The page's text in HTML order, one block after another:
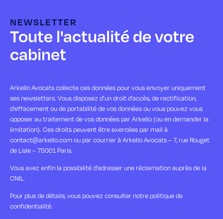
NEWSLETTER
Toute l'actualité de votre
cabinet
Arkello Avocats collecte ces données pour vous envoyer uniquement
ses newsletters. Vous disposez d’un droit d’accès, de rectification,
d’effacement ou de portabilité de vos données ou vous pouvez vous
opposer au traitement de vos données par Arkello (ou en demander la
limitation). Ces droits peuvent être exercées par mail à
contact@arkello.com ou par courrier à Arkello Avocats – 7, rue Rouget
de Lisle – 75001 Paris.
Vous avez enfin la possibilité d’adresser une réclamation auprès de la
CNIL.
Pour plus de détails, vous pouvez consulter notre politique de
confidentialité.